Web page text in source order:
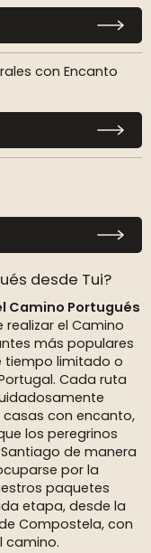
con Encanto
desde Tui?
Camino Portugués
el Camino
más populares
tiempo limitado o
Cada ruta
con encanto,
los peregrinos
de manera
por la
paquetes
etapa, desde la
Compostela, con
camino.